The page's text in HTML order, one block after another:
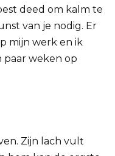
deed om kalm te
van je nodig. Er
mijn werk en ik
paar weken op
Zijn lach vult